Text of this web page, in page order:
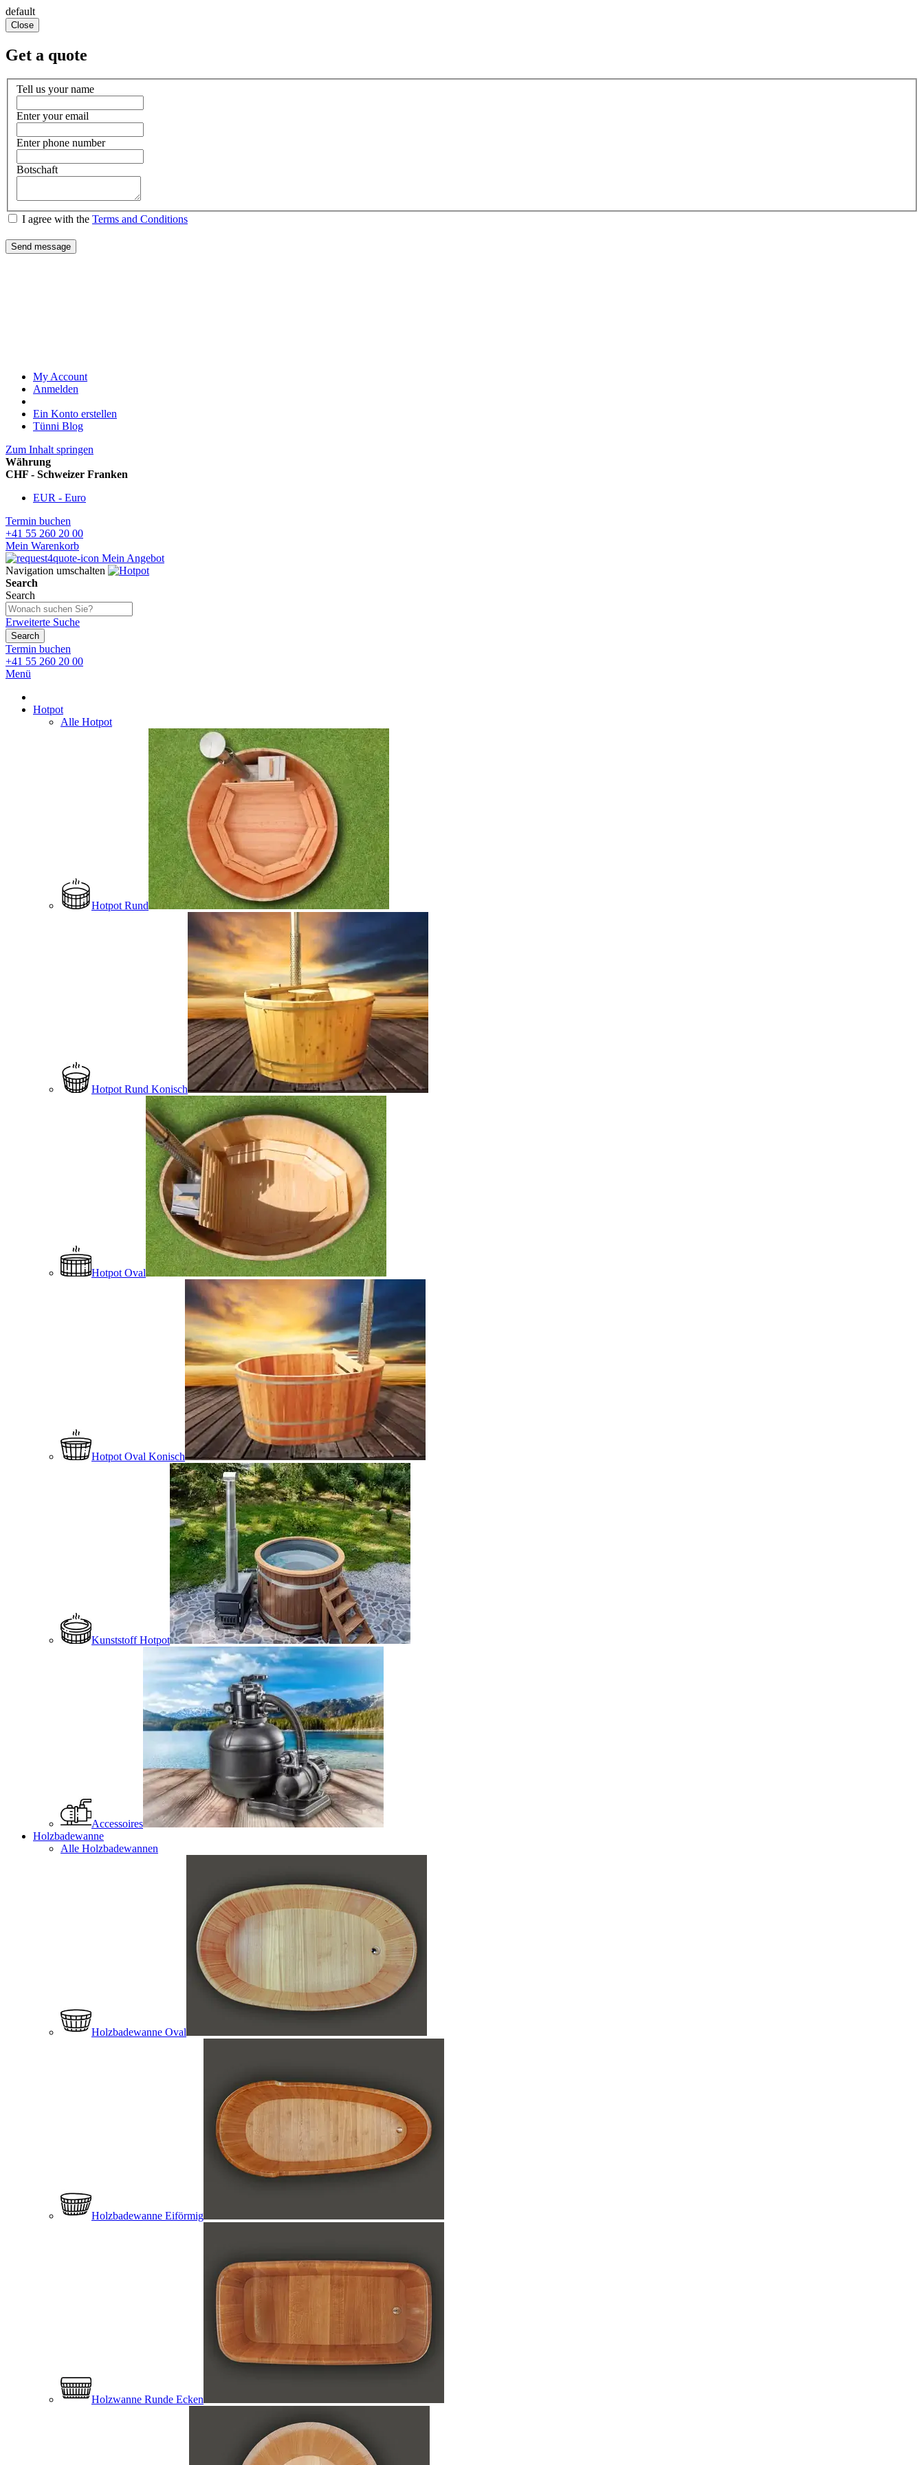
default
Close
Get a quote
Tell us your name
Enter your email
Enter phone number
Botschaft
I agree with the Terms and Conditions
Send message
My Account
Anmelden
Ein Konto erstellen
Tünni Blog
Zum Inhalt springen
Währung
CHF - Schweizer Franken
EUR - Euro
Termin buchen
+41 55 260 20 00
Mein Warenkorb
Mein Angebot
Navigation umschalten
Search
Search
Erweiterte Suche
Search
Termin buchen
+41 55 260 20 00
Menü
Hotpot
Alle Hotpot
Hotpot Rund
Hotpot Rund Konisch
Hotpot Oval
Hotpot Oval Konisch
Kunststoff Hotpot
Accessoires
Holzbadewanne
Alle Holzbadewannen
Holzbadewanne Oval
Holzbadewanne Eiförmig
Holzwanne Runde Ecken